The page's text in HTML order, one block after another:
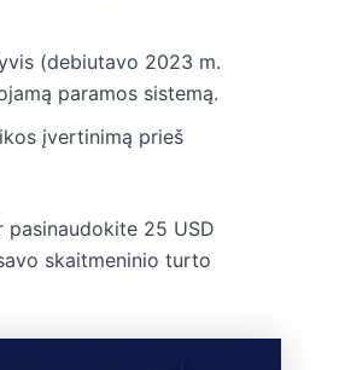
(debiutavo 2023 m.
paramos sistemą.
įvertinimą prieš
25 USD
skaitmeninio turto